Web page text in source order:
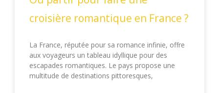
croisière romantique en France ?
La France, réputée pour sa romance infinie, offre
aux voyageurs un tableau idyllique pour des
escapades romantiques. Le pays propose une
multitude de destinations pittoresques,